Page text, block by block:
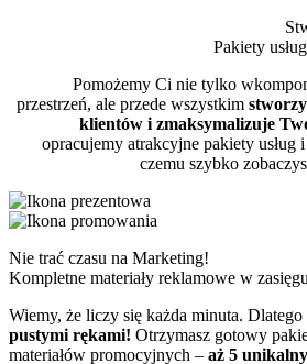
Pakiety
Pomożemy Ci nie tylko
przestrzeń, ale przede wszystkim
klientów i zmaksymalizuje
opracujemy atrakcyjne pakiety
czemu szybko
Nie trać czasu na Marketing!
Kompletne materiały reklamowe w
Wiemy, że liczy się każda minuta. Dlatego
pustymi rękami! Otrzymasz gotowy
materiałów promocyjnych – aż 5